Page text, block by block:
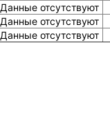
Данные отсутствуют
Данные отсутствуют
Данные отсутствуют